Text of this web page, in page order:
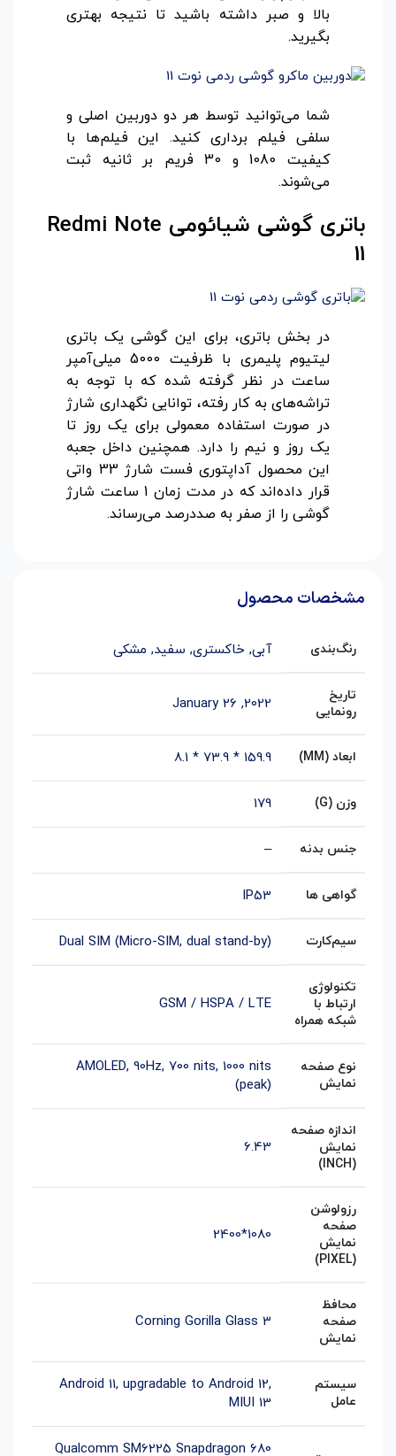
بالا و صبر داشته باشید تا نتیجه بهتری
بگیرید.
شما می‌توانید توسط هر دو دوربین اصلی و
سلفی فیلم برداری کنید. این فیلم‌ها با
کیفیت 1080 و 30 فریم بر ثانیه ثبت
می‌شوند.
باتری گوشی شیائومی Redmi Note
11
در بخش باتری، برای این گوشی یک باتری
لیتیوم پلیمری با ظرفیت 5000 میلی‌آمپر
ساعت در نظر گرفته شده که با توجه به
تراشه‌های به کار رفته، توانایی نگهداری شارژ
در صورت استفاده معمولی برای یک روز تا
یک روز و نیم را دارد. همچنین داخل جعبه
این محصول آداپتوری فست شارژ 33 واتی
قرار داده‌اند که در مدت زمان 1 ساعت شارژ
گوشی را از صفر به صددرصد می‌رساند.
مشخصات محصول
رنگ‌بندی آبی, خاکستری, سفید, مشکی
تاریخ
رونمایی
2022, January 26
ابعاد (MM) 159.9 * 73.9 * 8.1
وزن (G) 179
جنس بدنه –
گواهی ها IP53
سیم‌کارت Dual SIM (Micro-SIM, dual stand-by)
تکنولوژی
ارتباط با
شبکه همراه
GSM / HSPA / LTE
نوع صفحه
نمایش
AMOLED, 90Hz, 700 nits, 1000 nits
(peak)
اندازه صفحه
نمایش
(INCH)
6.43
رزولوشن
صفحه
نمایش
(PIXEL)
1080*2400
محافظ
صفحه
نمایش
Corning Gorilla Glass 3
سیستم
عامل
Android 11, upgradable to Android 12,
MIUI 13
Qualcomm SM6225 Snapdragon 680